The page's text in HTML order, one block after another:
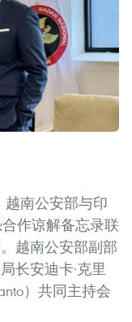
越南公安部与印
作谅解备忘录联
越南公安部副部
长安迪卡·克里
）共同主持会